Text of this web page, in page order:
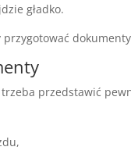
gładko.
przygotować
przedstawić